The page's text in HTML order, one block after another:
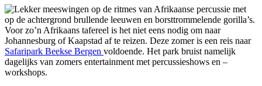
Lekker meeswingen op de ritmes van Afrikaanse percussie met
op de achtergrond brullende leeuwen en borsttrommelende gorilla’s.
Voor zo’n Afrikaans tafereel is het niet eens nodig om naar
Johannesburg of Kaapstad af te reizen. Deze zomer is een reis naar
Safaripark Beekse Bergen voldoende. Het park bruist namelijk
dagelijks van zomers entertainment met percussieshows en –
workshops.